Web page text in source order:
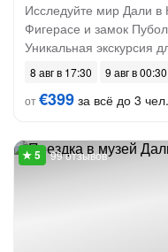
Исследуйте мир Дали в
Фигерасе и замок
Уникальная экскурсия
8 авг в 17:30
9 авг в 00:30
от€399 за всё до 3 чел.
99 отзывов